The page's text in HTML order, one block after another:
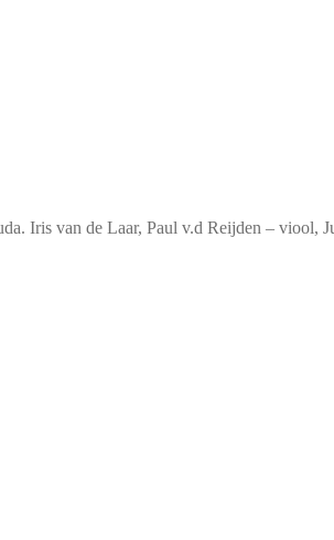
Iris van de Laar, Paul v.d Reijden –